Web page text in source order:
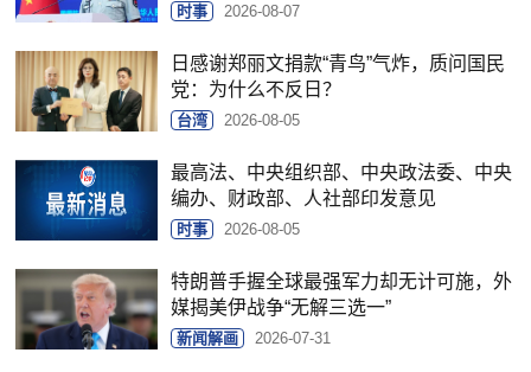
时事 2026-08-07
日感谢郑丽文捐款“青鸟”气炸，质问国民
党：为什么不反日？
台湾 2026-08-05
最高法、中央组织部、中央政法委、中央
编办、财政部、人社部印发意见
时事 2026-08-05
特朗普手握全球最强军力却无计可施，外
媒揭美伊战争“无解三选一”
新闻解画 2026-07-31